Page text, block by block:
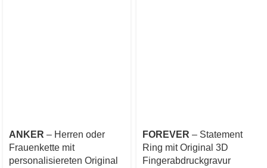
ANKER – Herren oder
Frauenkette mit
personalisiereten Original
FOREVER – Statement
Ring mit Original 3D
Fingerabdruckgravur